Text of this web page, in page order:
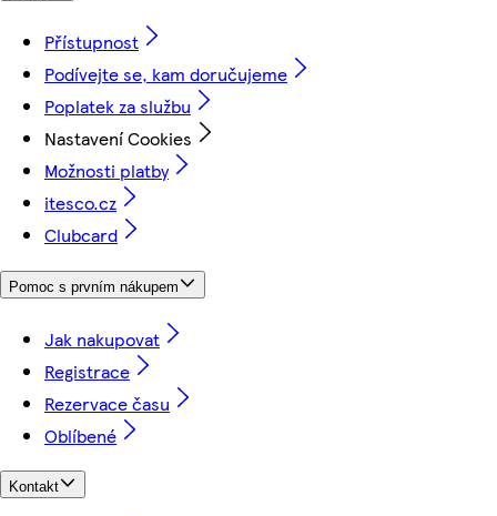
Přístupnost
Podívejte se, kam doručujeme
Poplatek za službu
Nastavení Cookies
Možnosti platby
itesco.cz
Clubcard
Pomoc s prvním nákupem
Jak nakupovat
Registrace
Rezervace času
Oblíbené
Kontakt